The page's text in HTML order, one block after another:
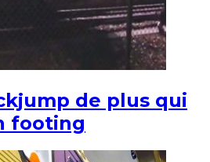
de plus qui
footing